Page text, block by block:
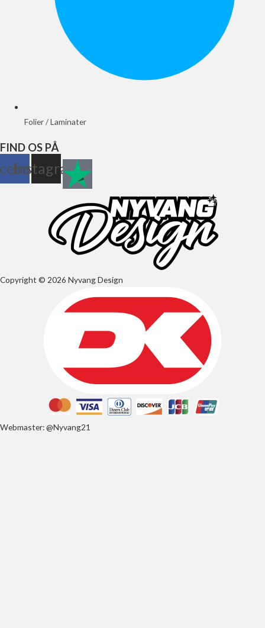
Folier / Laminater
FIND OS PÅ
Instagram
Copyright © 2026 Nyvang Design
Webmaster: @Nyvang21